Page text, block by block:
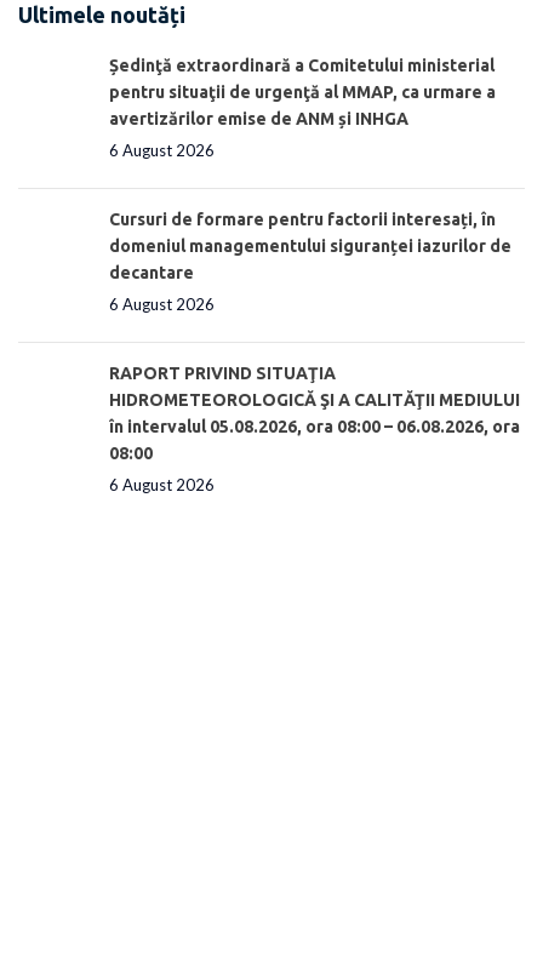
Ultimele noutăți
Ședinţă extraordinară a Comitetului ministerial
pentru situaţii de urgenţă al MMAP, ca urmare a
avertizărilor emise de ANM și INHGA
6 August 2026
Cursuri de formare pentru factorii interesați, în
domeniul managementului siguranței iazurilor de
decantare
6 August 2026
RAPORT PRIVIND SITUAŢIA
HIDROMETEOROLOGICĂ ŞI A CALITĂŢII MEDIULUI
în intervalul 05.08.2026, ora 08:00 – 06.08.2026, ora
08:00
6 August 2026